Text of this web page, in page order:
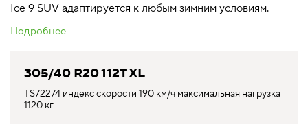
Ice 9 SUV адаптируется к любым зимним условиям.
Подробнее
305/40 R20 112T XL
TS72274 индекс скорости 190 км/ч максимальная нагрузка
1120 кг